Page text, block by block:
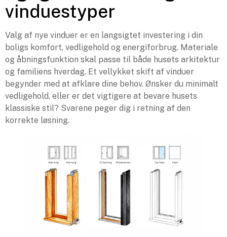
vinduestyper
Valg af nye vinduer er en langsigtet investering i din
boligs komfort, vedligehold og energiforbrug. Materiale
og åbningsfunktion skal passe til både husets arkitektur
og familiens hverdag. Et vellykket skift af vinduer
begynder med at afklare dine behov. Ønsker du minimalt
vedligehold, eller er det vigtigere at bevare husets
klassiske stil? Svarene peger dig i retning af den
korrekte løsning.